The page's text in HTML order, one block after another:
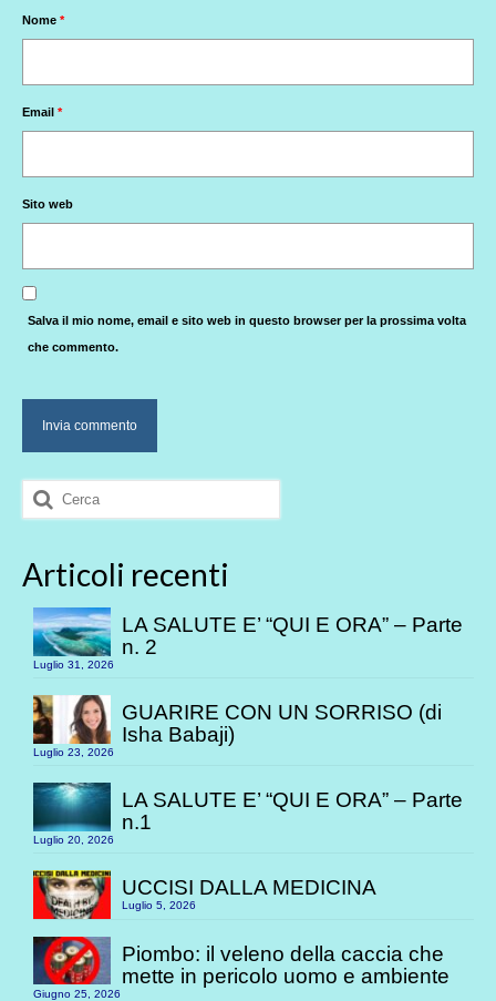
Nome *
Email *
Sito web
Salva il mio nome, email e sito web in questo browser per la prossima volta
che commento.
Cerca:
Articoli recenti
LA SALUTE E’ “QUI E ORA” – Parte
n. 2
Luglio 31, 2026
GUARIRE CON UN SORRISO (di
Isha Babaji)
Luglio 23, 2026
LA SALUTE E’ “QUI E ORA” – Parte
n.1
Luglio 20, 2026
UCCISI DALLA MEDICINA
Luglio 5, 2026
Piombo: il veleno della caccia che
mette in pericolo uomo e ambiente
Giugno 25, 2026